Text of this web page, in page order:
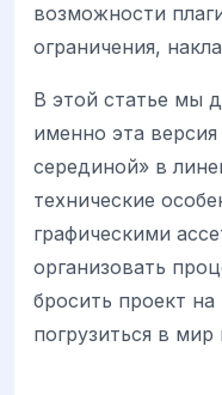
возможности
ограничения,
В этой статье мы
именно эта версия
серединой» в
технические
графическими
организовать
бросить проект
погрузиться в мир